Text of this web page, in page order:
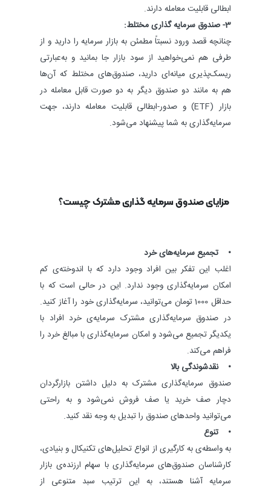
ابطالی قابلیت معامله دارند.
3- صندوق سرمایه ‌گذاری مختلط:
چنانچه قصد ورود نسبتاً مطمئن به بازار‌ سرمایه را دارید و از
طرفی هم نمی‌خواهید از سود بازار جا بمانید و به‌عبارتی
ریسک‌پذیری میانه‌ای دارید، صندوق‌های مختلط که آن‌ها
هم به مانند دو صندوق دیگر به دو صورت قابل معامله در
بازار (ETF) و صدور-ابطالی قابلیت معامله دارند، جهت
سرمایه‌گذاری به شما پیشنهاد می‌شود.
مزایای صندوق سرمایه‌ گذاری مشترک چیست؟
• تجمیع سرمایه‌های خرد
اغلب این تفکر بین افراد وجود دارد که با اندوخته‌ی کم
امکان سرمایه‌گذاری وجود ندارد. این در حالی است که با
حداقل 1000 تومان می‌توانید، سرمایه‌گذاری خود را آغاز کنید.
در صندوق سرمایه‌گذاری مشترک سرمایه‌ی خرد افراد با
یکدیگر تجمیع می‌شود و امکان سرمایه‌گذاری با مبالغ خرد را
فراهم می‌کند.
• نقدشوندگی بالا
صندوق سرمایه‌گذاری مشترک به دلیل داشتن بازارگردان
دچار صف خرید یا صف فروش نمی‌شود و به راحتی
می‌توانید واحدهای صندوق را تبدیل به وجه نقد کنید.
• تنوع
به واسطه‌ی به کارگیری از انواع تحلیل‌های تکنیکال و بنیادی،
کارشناسان صندوق‌های سرمایه‌گذاری با سهام ارزنده‌ی بازار
سرمایه آشنا هستند، به این ترتیب سبد متنوعی از